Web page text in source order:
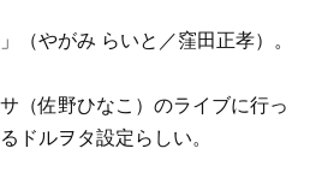
（やがみ らいと／窪田正孝）。
（佐野ひなこ）のライブに行っ
ドルヲタ設定らしい。